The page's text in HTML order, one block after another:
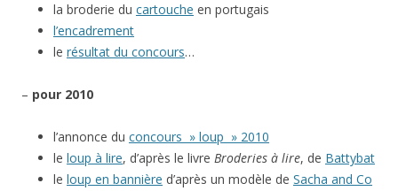
la broderie du cartouche en portugais
l’encadrement
le résultat du concours…
– pour 2010
l’annonce du concours » loup » 2010
le loup à lire, d’après le livre Broderies à lire, de Battybat
le loup en bannière d’après un modèle de Sacha and Co